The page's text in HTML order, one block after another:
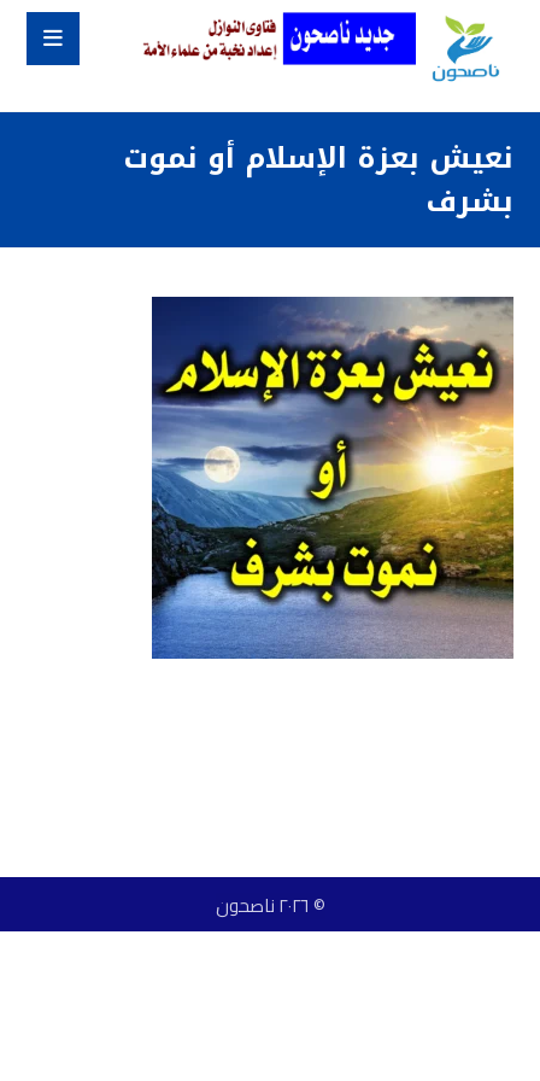
نعيش بعزة الإسلام أو نموت
بشرف
© ٢٠٢٦ ناصحون